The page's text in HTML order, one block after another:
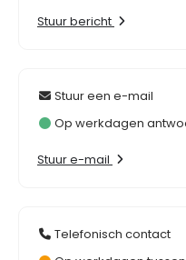
Stuur bericht
Stuur een e-mail
Op werkdagen
Stuur e-mail
Telefonisch contact